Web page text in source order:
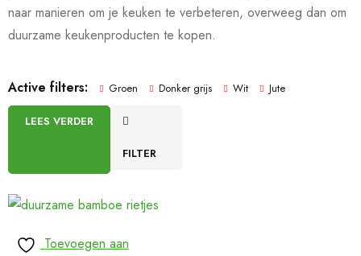
naar manieren om je keuken te verbeteren, overweeg dan om
duurzame keukenproducten te kopen.
Active filters: Groen Donker grijs Wit Jute
FILTER
LEES VERDER
Toevoegen aan